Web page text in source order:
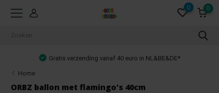
0 0
Gratis verzending vanaf 40 euro in NL&BE&DE*
Home
ORBZ ballon met flamingo's 40cm